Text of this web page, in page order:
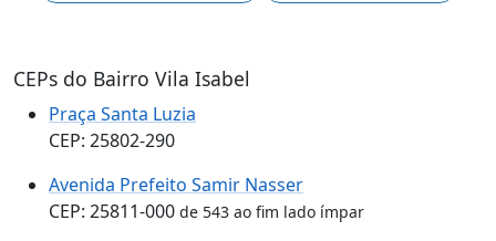
CEPs do Bairro Vila Isabel
Praça Santa Luzia
CEP: 25802-290
Avenida Prefeito Samir Nasser
CEP: 25811-000 de 543 ao fim lado ímpar